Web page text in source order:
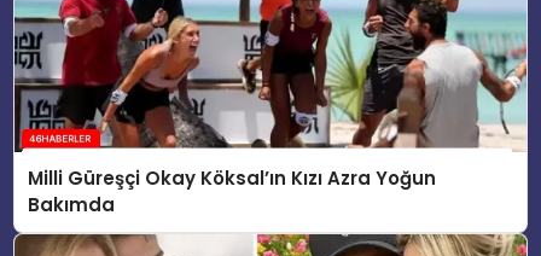
Milli Güreşçi Okay Köksal’ın Kızı Azra Yoğun
Bakımda